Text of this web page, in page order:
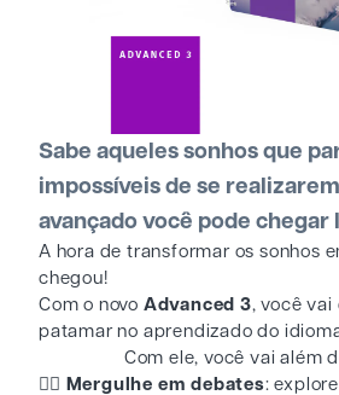
Sabe aqueles sonhos que
impossíveis de se
avançado você pode chegar
A hora de transformar os sonhos
chegou!
Com o novo Advanced 3, você vai
patamar no aprendizado do
Com ele, você vai além
👉🏻 Mergulhe em debates: